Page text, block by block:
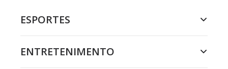
ESPORTES
ENTRETENIMENTO